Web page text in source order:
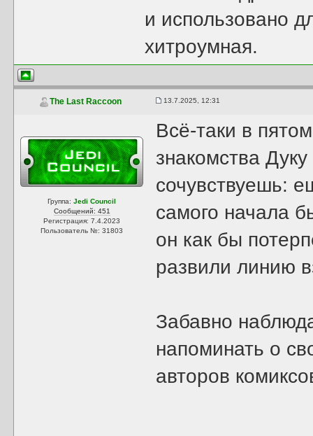
и использовано
хитроумная.
The Last Raccoon 13.7.2025, 12:31
Группа:Jedi Council
Сообщений: 451
Регистрация: 7.4.2023
Пользователь №: 31803
Всё-таки в
знакомства
сочувствуешь:
самого начала
он как бы
развили линию
Забавно
напоминать о
авторов